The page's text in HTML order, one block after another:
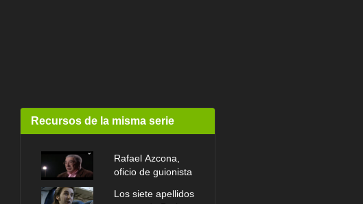
Recursos de la misma serie
Rafael Azcona,
oficio de guionista
Los siete apellidos